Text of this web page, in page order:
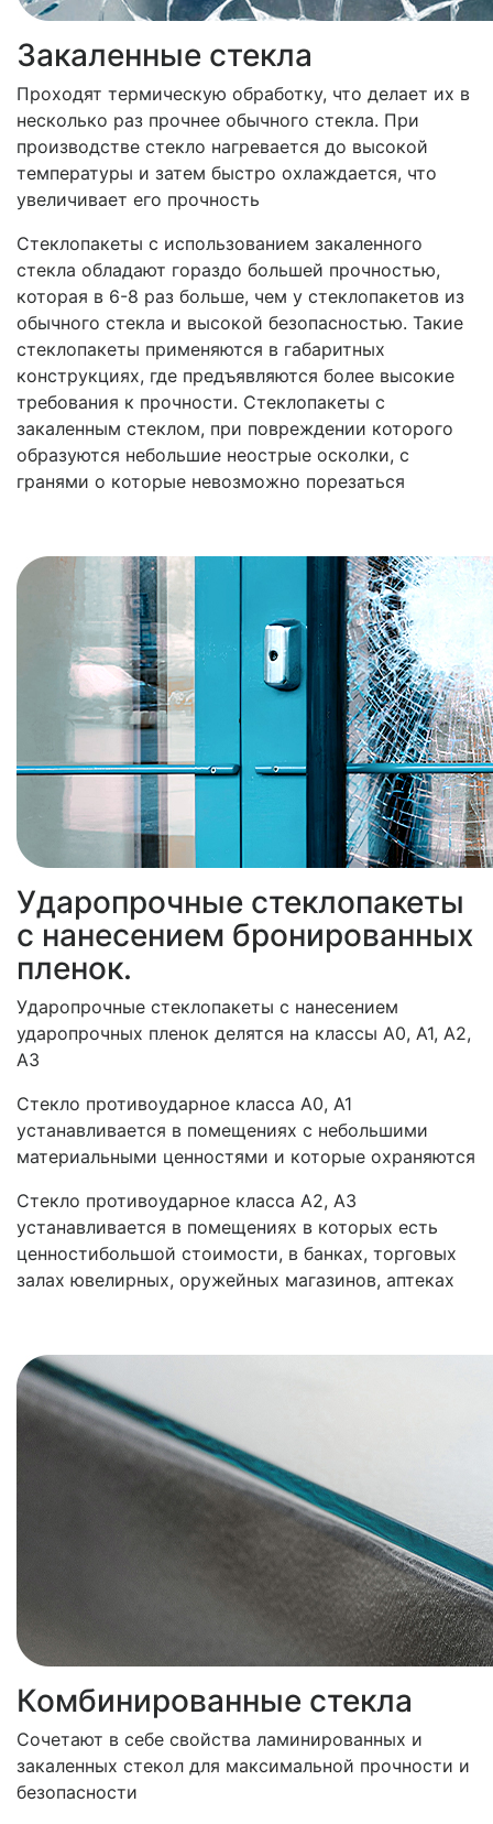
Закаленные стекла
Проходят термическую обработку, что делает их в
несколько раз прочнее обычного стекла. При
производстве стекло нагревается до высокой
температуры и затем быстро охлаждается, что
увеличивает его прочность
Стеклопакеты с использованием закаленного
стекла обладают гораздо большей прочностью,
которая в 6-8 раз больше, чем у стеклопакетов из
обычного стекла и высокой безопасностью. Такие
стеклопакеты применяются в габаритных
конструкциях, где предъявляются более высокие
требования к прочности. Стеклопакеты с
закаленным стеклом, при повреждении которого
образуются небольшие неострые осколки, с
гранями о которые невозможно порезаться
Ударопрочные стеклопакеты
с нанесением бронированных
пленок.
Ударопрочные стеклопакеты с нанесением
ударопрочных пленок делятся на классы А0, А1, А2,
А3
Стекло противоударное класса А0, А1
устанавливается в помещениях с небольшими
материальными ценностями и которые охраняются
Стекло противоударное класса А2, А3
устанавливается в помещениях в которых есть
ценностибольшой стоимости, в банках, торговых
залах ювелирных, оружейных магазинов, аптеках
Комбинированные стекла
Сочетают в себе свойства ламинированных и
закаленных стекол для максимальной прочности и
безопасности